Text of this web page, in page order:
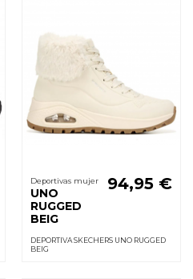
Deportivas mujer
UNO
RUGGED
BEIG
94,95 €
DEPORTIVA SKECHERS UNO RUGGED
BEIG